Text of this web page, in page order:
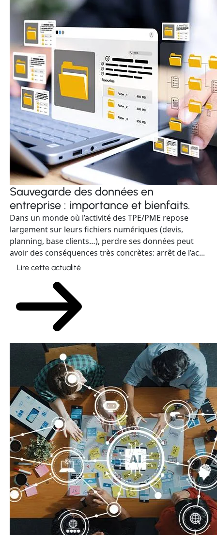
Sauvegarde des données en
entreprise : importance et bienfaits.
Dans un monde où l’activité des TPE/PME repose
largement sur leurs fichiers numériques (devis,
planning, base clients…), perdre ses données peut
avoir des conséquences très concrètes: arrêt de l’ac...
Lire cette actualité